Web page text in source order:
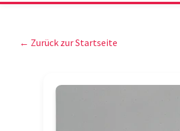
← Zurück zur Startseite